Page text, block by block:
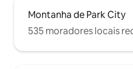
Montanha de Park City
535 moradores locais